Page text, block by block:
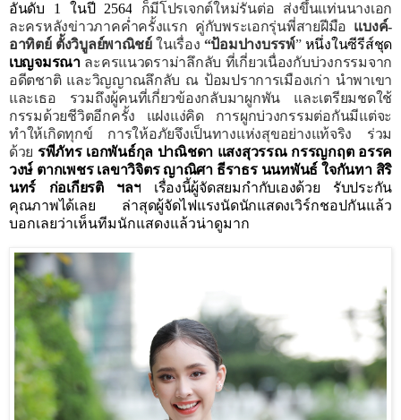
อันดับ 1 ในปี 2564
ก็มีโปรเจกต์ใหม่รันต่อ ส่งขึ้นแท่นนางเอก
ละครหลังข่าวภาคค่ำครั้งแรก คู่กับพระเอกรุ่นพี่สายฝีมือ แบงค์-
อาทิตย์ ตั้งวิบูลย์พาณิชย์ในเรื่อง “ป้อมปางบรรพ์” หนึ่งในซีรีส์ชุด
เบญจมรณาละครแนวดราม่าลึกลับ ที่เกี่ยวเนื่องกับบ่วงกรรมจาก
อดีตชาติ และวิญญาณลึกลับ ณ ป้อมปราการเมืองเก่า นำพาเขา
และเธอ รวมถึงผู้คนที่เกี่ยวข้องกลับมาผูกพัน และเตรียมชดใช้
กรรมด้วยชีวิตอีกครั้ง แฝงแง่คิด การผูกบ่วงกรรมต่อกันมีแต่จะ
ทำให้เกิดทุกข์ การให้อภัยจึงเป็นทางแห่งสุขอย่างแท้จริง ร่วม
ด้วย รพีภัทร เอกพันธ์กุล ปาณิชดา แสงสุวรรณ กรรญกฤต อรรค
วงษ์ ตากเพชร เลขาวิจิตร ญาณิศา ธีราธร นนทพันธ์ ใจกันทา สิริ
นทร์ ก่อเกียรติ ฯลฯ
เรื่องนี้ผู้จัดสยมกำกับเองด้วย รับประกัน
คุณภาพได้เลย ล่าสุดผู้จัดไฟแรงนัดนักแสดงเวิร์กชอปกันแล้ว
บอกเลยว่าเห็นทีมนักแสดงแล้วน่าดูมาก